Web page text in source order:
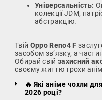
Універсальність:
колекції JDM,
абстракцію.
Твій Oppo Reno4 F
засобом зв’язку, а
Обирай свій захисний
своєму життю трохи
🔥 Які аніме чохли
2026 році?